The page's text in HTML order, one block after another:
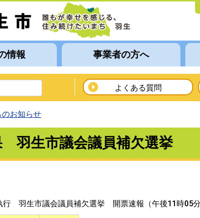
情報 事業者の方へ
よくある質問
お知らせ
羽生市議会議員補欠選挙
行 羽生市議会議員補欠選挙 開票速報（午後11時05